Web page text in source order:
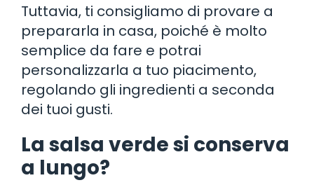
Tuttavia, ti consigliamo di provare a
prepararla in casa, poiché è molto
semplice da fare e potrai
personalizzarla a tuo piacimento,
regolando gli ingredienti a seconda
dei tuoi gusti.
La salsa verde si conserva
a lungo?